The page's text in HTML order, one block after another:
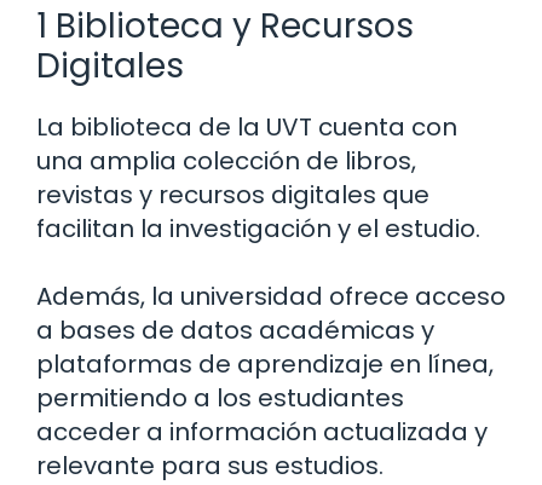
1 Biblioteca y Recursos
Digitales
La biblioteca de la UVT cuenta con
una amplia colección de libros,
revistas y recursos digitales que
facilitan la investigación y el estudio.
Además, la universidad ofrece acceso
a bases de datos académicas y
plataformas de aprendizaje en línea,
permitiendo a los estudiantes
acceder a información actualizada y
relevante para sus estudios.